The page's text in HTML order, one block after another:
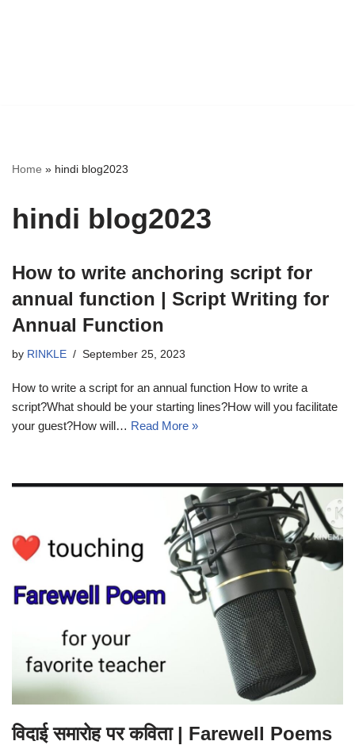
Home » hindi blog2023
hindi blog2023
How to write anchoring script for
annual function | Script Writing for
Annual Function
by RINKLE September 25, 2023
How to write a script for an annual function How to write a
script?What should be your starting lines?How will you facilitate
your guest?How will… Read More »
विदाई समारोह पर कविता | Farewell Poems